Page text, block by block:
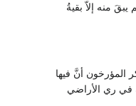
لم يبقَ منه إلاّ بقيةُ
المؤرخون أنَّ فيها
في ري الأراضي